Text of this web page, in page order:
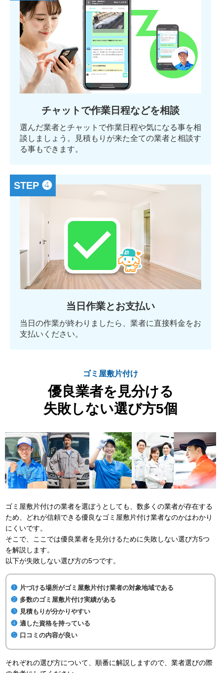
チャットで作業日程などを相談
選んだ業者とチャットで作業日程や気になる事を相
談しましょう。見積もりが来た全ての業者と相談す
る事もできます。
STEP ❹
当日作業とお支払い
当日の作業が終わりましたら、業者に直接料金をお
支払いください。
ゴミ屋敷片付け
優良業者を見分ける
失敗しない選び方5個
ゴミ屋敷片付けの業者を選ぼうとしても、数多くの業者が存在する
ため、どれが信頼できる優良なゴミ屋敷片付け業者なのかはわかり
にくいです。
そこで、ここでは優良業者を見分けるために失敗しない選び方5つ
を解説します。
以下が失敗しない選び方の5つです。
片づける場所がゴミ屋敷片付け業者の対象地域である
多数のゴミ屋敷片付け実績がある
見積もりが分かりやすい
適した資格を持っている
口コミの内容が良い
それぞれの選び方について、順番に解説しますので、業者選びの際